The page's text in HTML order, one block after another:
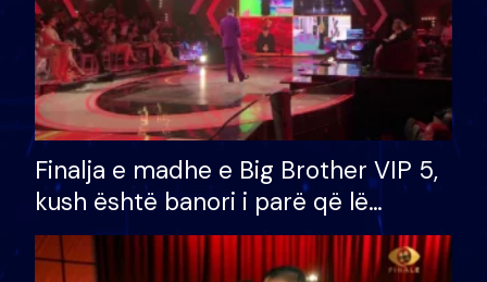
Finalja e madhe e Big Brother VIP 5,
kush është banori i parë që lë
shtëpinë dhe humb mundësinë për
të fituar çmimin e madh